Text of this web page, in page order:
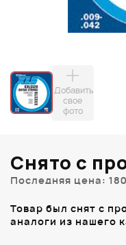
Добавить
свое
фото
Снято с
Последняя цена:
Товар был снят с
аналоги из нашего